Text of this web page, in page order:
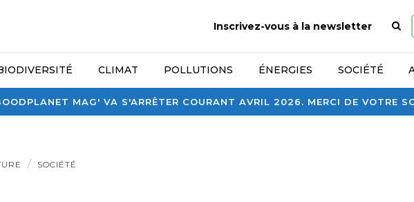
MAG' VA S'ARRÊTER COURANT AVRIL 2026. MERCI DE VOTRE
Inscrivez-vous à la newsletter
Page
CLIMAT POLLUTIONS ÉNERGIES SOCIÉTÉ
SOCIÉTÉ